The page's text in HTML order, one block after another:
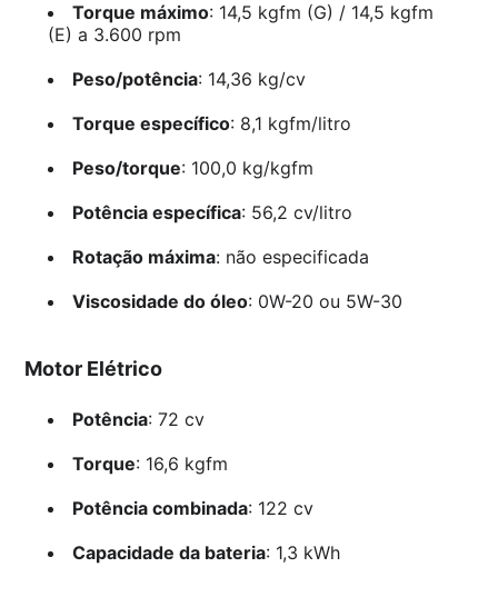
Torque máximo: 14,5 kgfm (G) / 14,5 kgfm
(E) a 3.600 rpm
Peso/potência: 14,36 kg/cv
Torque específico: 8,1 kgfm/litro
Peso/torque: 100,0 kg/kgfm
Potência específica: 56,2 cv/litro
Rotação máxima: não especificada
Viscosidade do óleo: 0W-20 ou 5W-30
Motor Elétrico
Potência: 72 cv
Torque: 16,6 kgfm
Potência combinada: 122 cv
Capacidade da bateria: 1,3 kWh